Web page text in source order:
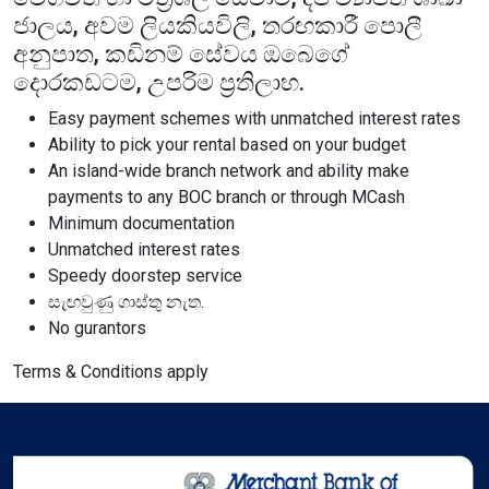
ජාලය, අවම ලියකියවිලි, තරඟකාරී පොලී
අනුපාත, කඩිනම් සේවය ඔබෙගේ
දොරකඩටම, උපරිම ප්‍රතිලාභ.
Easy payment schemes with unmatched interest rates
Ability to pick your rental based on your budget
An island-wide branch network and ability make
payments to any BOC branch or through MCash
Minimum documentation
Unmatched interest rates
Speedy doorstep service
සැඟවුණු ගාස්තු නැත.
No gurantors
Terms & Conditions apply
format_sizeAdjust Font Sizing
expand_more Default
format_align_center
Align Center
format_line_spacingAdjust Line Height